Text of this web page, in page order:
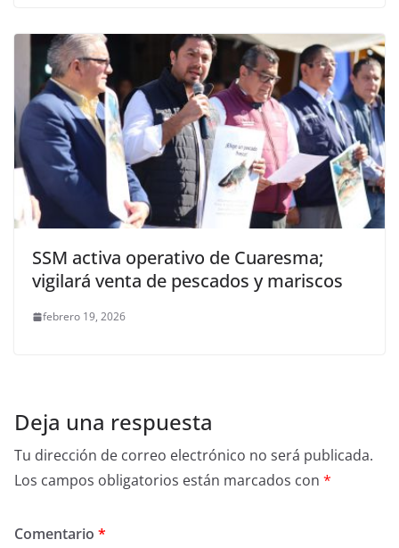
SSM activa operativo de Cuaresma;
vigilará venta de pescados y mariscos
febrero 19, 2026
Deja una respuesta
Tu dirección de correo electrónico no será publicada.
Los campos obligatorios están marcados con *
Comentario *